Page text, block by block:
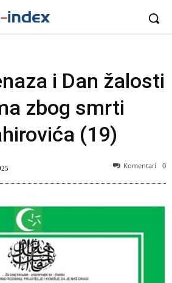
i Dan žalosti
zbog smrti
(19)
Komentari 0